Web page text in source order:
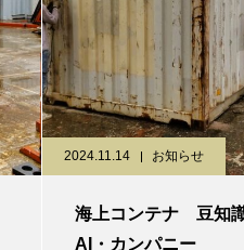
2024.11.14 お知らせ
海上コンテナ 豆知
AI・カンパニー